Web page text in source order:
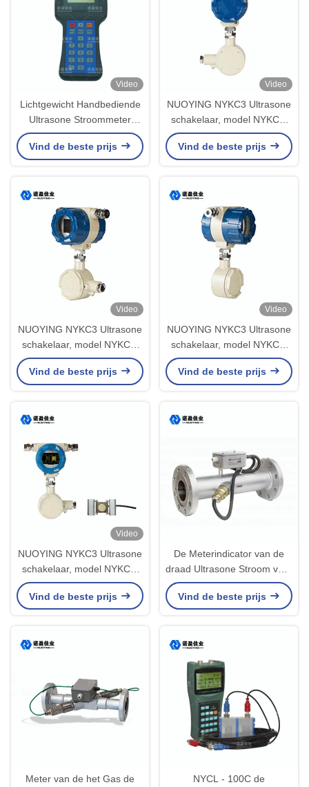
Video
Lichtgewicht Handbediende
Ultrasone Stroommeter
RS485 NYCL - 100A-Type
Vind de beste prijs
Video
NUOYING NYKC3 Ultrasone
schakelaar, model NYKC3,
niet-invasief ontwerp
Vind de beste prijs
Video
NUOYING NYKC3 Ultrasone
schakelaar, model NYKC3,
niet-invasief ontwerp
Vind de beste prijs
Video
NUOYING NYKC3 Ultrasone
schakelaar, model NYKC3,
niet-invasief ontwerp
Vind de beste prijs
Video
NUOYING NYKC3 Ultrasone
schakelaar, model NYKC3,
niet-invasief ontwerp
Vind de beste prijs
De Meterindicator van de
draad Ultrasone Stroom voor
Vloeibare Niveaumeting
Vind de beste prijs
Meter van de het Gas de
NYCL - 100C de